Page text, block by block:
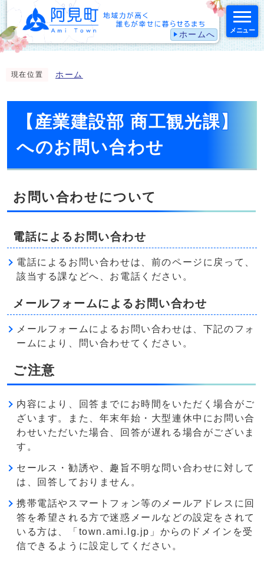
ホームへ メニュー
現在位置 ホーム
【産業建設部 商工観光課】
へのお問い合わせ
お問い合わせについて
電話によるお問い合わせ
電話によるお問い合わせは、前のページに戻って、
該当する課などへ、お電話ください。
メールフォームによるお問い合わせ
メールフォームによるお問い合わせは、下記のフォ
ームにより、問い合わせてください。
ご注意
内容により、回答までにお時間をいただく場合がご
ざいます。また、年末年始・大型連休中にお問い合
わせいただいた場合、回答が遅れる場合がございま
す。
セールス・勧誘や、趣旨不明な問い合わせに対して
は、回答しておりません。
携帯電話やスマートフォン等のメールアドレスに回
答を希望される方で迷惑メールなどの設定をされて
いる方は、「town.ami.lg.jp」からのドメインを受
信できるように設定してください。